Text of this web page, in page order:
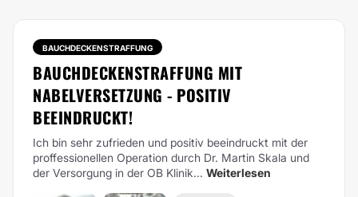
BAUCHDECKENSTRAFFUNG
BAUCHDECKENSTRAFFUNG MIT
NABELVERSETZUNG - POSITIV
BEEINDRUCKT!
Ich bin sehr zufrieden und positiv beeindruckt mit der
proffessionellen Operation durch Dr. Martin Skala und
der Versorgung in der OB Klinik... Weiterlesen